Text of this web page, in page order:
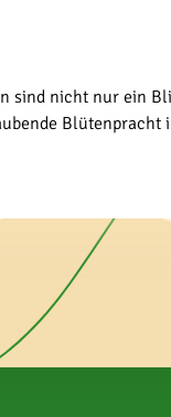
sind nicht nur ein